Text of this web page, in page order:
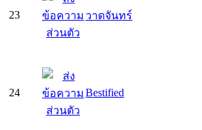
23 วาดจันทร์
24 Bestified